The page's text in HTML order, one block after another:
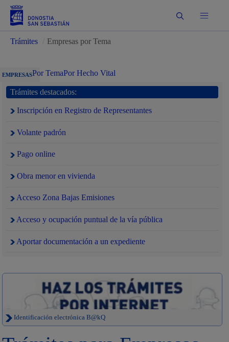
Buscar
Trámites Empresas por Tema
EMPRESASPor TemaPor Hecho Vital
Trámites destacados:
Inscripción en Registro de Representantes
Volante padrón
Pago online
Obra menor en vivienda
Acceso Zona Bajas Emisiones
Acceso y ocupación puntual de la vía pública
Aportar documentación a un expediente
Identificación electrónica B@kQ